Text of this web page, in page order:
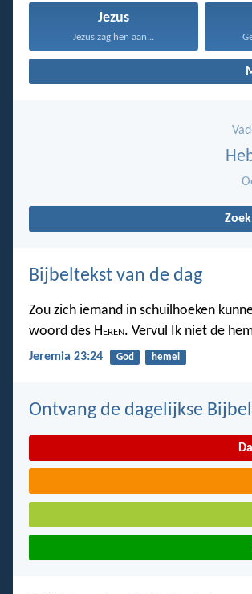
Jezus
Jezus zag hen aan...
Bijbeltekst van de dag
Zou zich iemand in schuilhoeken
woord des Heren. Vervul Ik niet de
Jeremia 23:24 God hemel
Ontvang de dagelijkse